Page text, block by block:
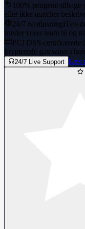
100% pengene-
eller ikke matcher
24/7 tvistløsningHvis
træder vores team til og
PCI DSS-certificerede
krypterede gateways i
24/7 Live Support Læs